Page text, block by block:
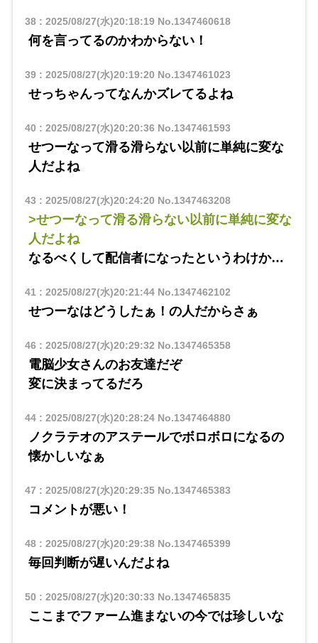
38: 2025/08/27(水)20:18:19No.1347460618
何を言ってるのかわからない！
39: 2025/08/27(水)20:19:20 No.1347461023
せっちゃんってなんかズレてるよね
40 : 2025/08/27(水)20:20:36 No.1347461593
せつーなって滑る滑らない以前に単純に変な
人だよね
43 : 2025/08/27(水)20:24:20 No.1347463208
>せつーなって滑る滑らない以前に単純に変な
人だよね
なるべくして配信者になったというわけか…
41 : 2025/08/27(水)20:21:44No.1347462102
せつーなはどうしたぁ！の人だからさぁ
46 : 2025/08/27(水)20:29:32 No.1347465358
電脳少女さんのお友達だぞ
変に決まってるだろ
44: 2025/08/27(水)20:28:24No.1347464880
ノクラテオのアステールでボロボロになるの
懐かしいなぁ
47 : 2025/08/27(水)20:29:35No.1347465383
コメントが悪い！
48: 2025/08/27(水)20:29:38No.1347465399
毎回判断が遅いんだよね
50 : 2025/08/27(水)20:30:33 No.1347465835
ここまでファーム進まないの今では珍しいな